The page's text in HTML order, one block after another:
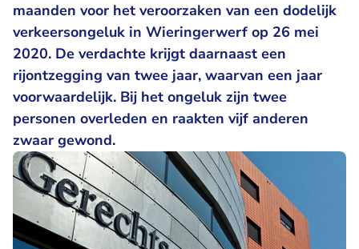
maanden voor het veroorzaken van een dodelijk
verkeersongeluk in Wieringerwerf op 26 mei
2020. De verdachte krijgt daarnaast een
rijontzegging van twee jaar, waarvan een jaar
voorwaardelijk. Bij het ongeluk zijn twee
personen overleden en raakten vijf anderen
zwaar gewond.